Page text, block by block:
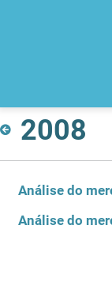
2008
Análise do
Análise do